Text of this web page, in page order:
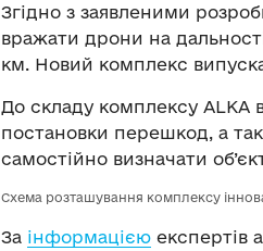
Згідно з заявленими
вражати дрони на
км. Новий комплекс
До складу комплексу ALKA
постановки перешкод, а
самостійно визначати
Схема розташування комплексу
За інформацією експертів